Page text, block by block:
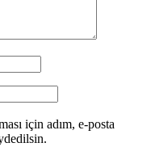
için adım, e-posta